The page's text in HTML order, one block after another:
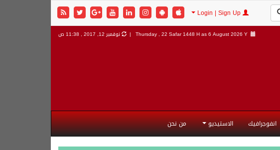
Thursday , 22 Safar 1448 H as6 August 2026 Y | نوفمبر 12, 2017 , 11:38 ص
انفوجرافيك الاستيديو من نحن